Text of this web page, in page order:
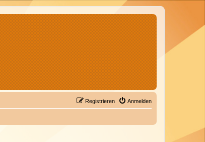
Anmelden
Registrieren